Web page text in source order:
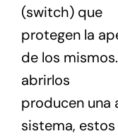
(switch) que
protegen la
de los
abrirlos
producen una
sistema,